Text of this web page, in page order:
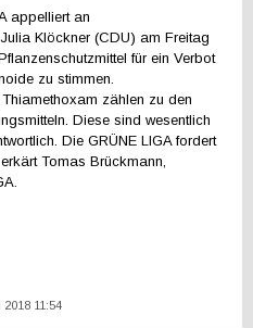
appelliert an
Klöckner (CDU) am Freitag
für ein Verbot
zu stimmen.
zählen zu den
Diese sind wesentlich
Die GRÜNE LIGA fordert
Tomas Brückmann,
11:54